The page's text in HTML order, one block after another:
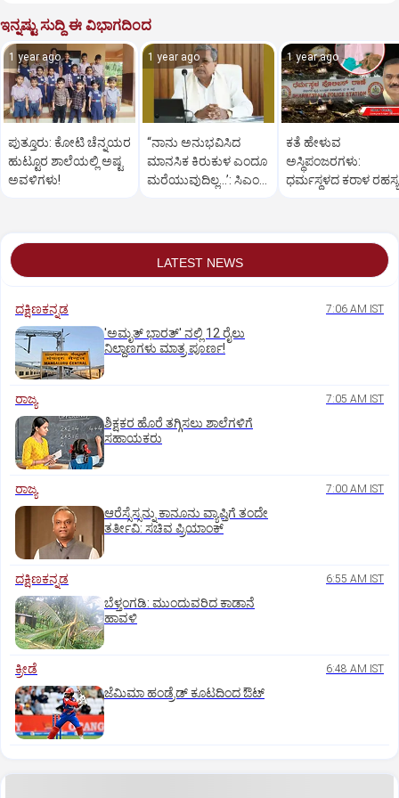
ಇನ್ನಷ್ಟು ಸುದ್ದಿ ಈ ವಿಭಾಗದಿಂದ
1 year ago
ಪುತ್ತೂರು: ಕೋಟಿ ಚೆನ್ನಯರ
ಹುಟ್ಟೂರ ಶಾಲೆಯಲ್ಲಿ ಅಷ್ಟ
ಅವಳಿಗಳು!
1 year ago
“ನಾನು ಅನುಭವಿಸಿದ
ಮಾನಸಿಕ ಕಿರುಕುಳ ಎಂದೂ
ಮರೆಯುವುದಿಲ್ಲ…’: ಸಿಎಂ
1 year ago
ಕತೆ ಹೇಳುವ
ಅಸ್ಥಿಪಂಜರಗಳು:
ಧರ್ಮಸ್ಥಳದ‌ ಕರಾಳ ರಹಸ್ಯ
LATEST NEWS
ದಕ್ಷಿಣಕನ್ನಡ 7:06 AM IST
'ಅಮೃತ್‌ ಭಾರತ್‌' ನಲ್ಲಿ 12 ರೈಲು
ನಿಲ್ದಾಣಗಳು ಮಾತ್ರ ಪೂರ್ಣ!
ರಾಜ್ಯ 7:05 AM IST
ಶಿಕ್ಷಕರ ಹೊರೆ ತಗ್ಗಿಸಲು ಶಾಲೆಗಳಿಗೆ
ಸಹಾಯಕರು
ರಾಜ್ಯ 7:00 AM IST
ಆರೆಸ್ಸೆಸ್ಸನ್ನು ಕಾನೂನು ವ್ಯಾಪ್ತಿಗೆ ತಂದೇ
ತರ್ತೀವಿ: ಸಚಿವ ಪ್ರಿಯಾಂಕ್‌
ದಕ್ಷಿಣಕನ್ನಡ 6:55 AM IST
ಬೆಳ್ತಂಗಡಿ: ಮುಂದುವರಿದ ಕಾಡಾನೆ
ಹಾವಳಿ
ಕ್ರೀಡೆ 6:48 AM IST
ಜೆಮಿಮಾ ಹಂಡ್ರೆಡ್‌ ಕೂಟದಿಂದ ಔಟ್‌